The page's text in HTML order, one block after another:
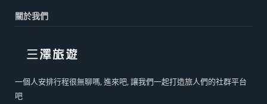
關於我們
一個人安排行程很無聊嗎, 進來吧, 讓我們一起打造旅人們的社群平台
吧